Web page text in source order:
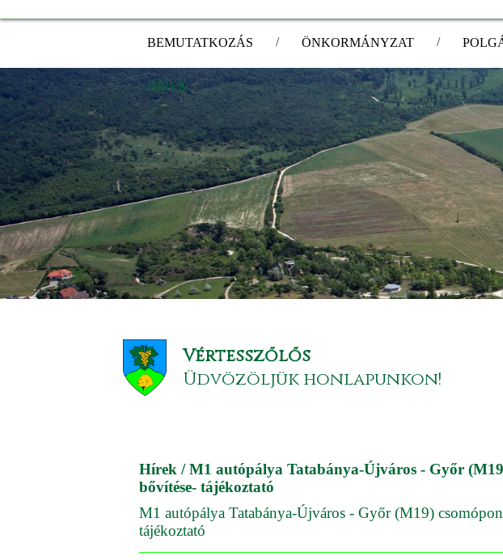
BEMUTATKOZÁS / ÖNKORMÁNYZAT /
HÍREK
Vértesszőlős
Üdvözöljük honlapunkon!
Hírek / M1 autópálya Tatabánya-Újváros - Győr
bővítése- tájékoztató
M1 autópálya Tatabánya-Újváros - Győr (M19)
tájékoztató